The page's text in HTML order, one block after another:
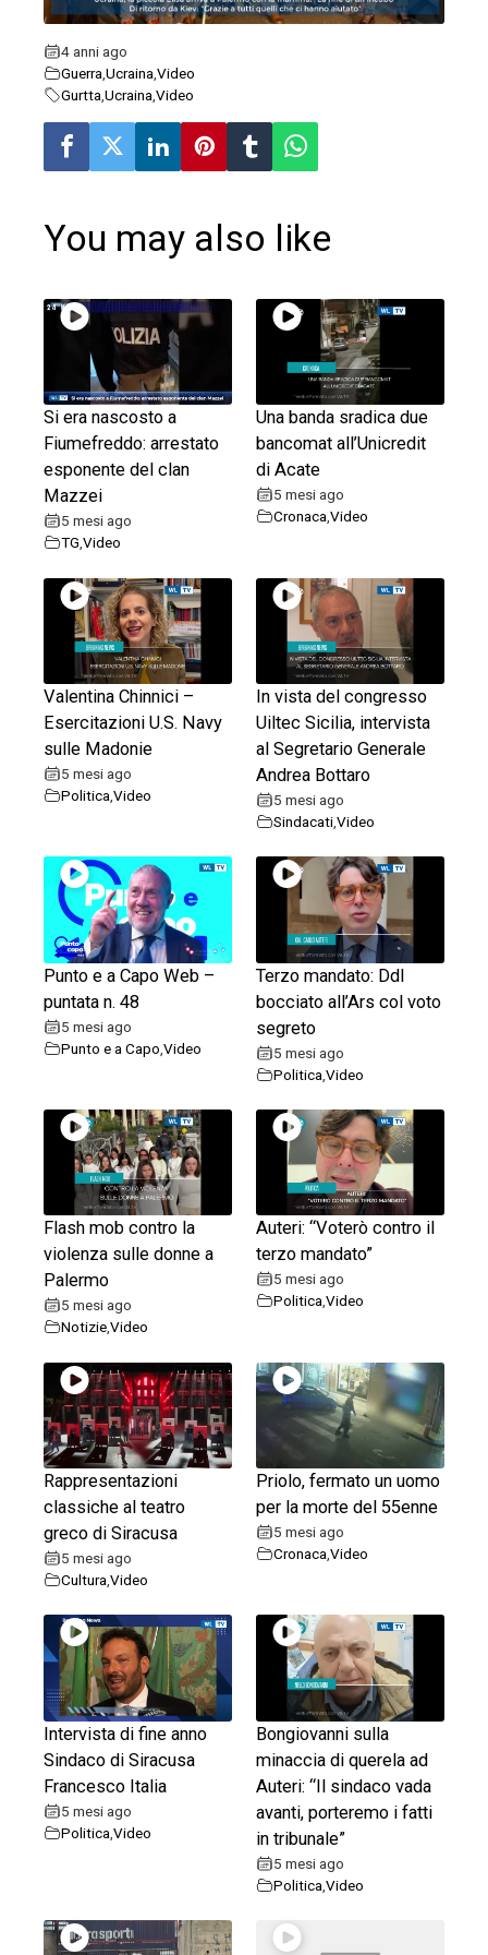
4 anni ago
Guerra Ucraina Video
Gurtta Ucraina Video
You may also like
Si era nascosto a
Fiumefreddo: arrestato
esponente del clan
Mazzei
5 mesi ago
TG Video
Una banda sradica due
bancomat all’Unicredit
di Acate
5 mesi ago
Cronaca ,Video
Valentina Chinnici –
Esercitazioni U.S. Navy
sulle Madonie
5 mesi ago
Politica Video
In vista del congresso
Uiltec Sicilia, intervista
al Segretario Generale
Andrea Bottaro
5 mesi ago
Sindacati,Video
Punto e a Capo Web –
puntata n. 48
5 mesi ago
Punto e a Capo Video
Terzo mandato: Ddl
bocciato all’Ars col voto
segreto
5 mesi ago
Politica ,Video
Flash mob contro la
violenza sulle donne a
Palermo
5 mesi ago
NotizieVideo
Auteri: “Voterò contro il
terzo mandato”
5 mesi ago
Politica ,Video
Rappresentazioni
classiche al teatro
greco di Siracusa
5 mesi ago
Cultura Video
Priolo, fermato un uomo
per la morte del 55enne
5 mesi ago
Cronaca ,Video
Intervista di fine anno
Sindaco di Siracusa
Francesco Italia
5 mesi ago
Politica Video
Bongiovanni sulla
minaccia di querela ad
Auteri: “Il sindaco vada
avanti, porteremo i fatti
in tribunale”
5 mesi ago
Politica ,Video